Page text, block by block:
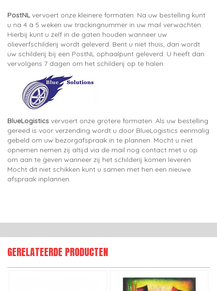
PostNLvervoert onze kleinere formaten. Na uw bestelling kunt
u na 4 à 5 weken uw trackingnummer in uw mail verwachten.
Hierbij kunt u zelf in de gaten houden wanneer uw
olieverfschilderij wordt geleverd. Bent u niet thuis, dan wordt
uw schilderij bij een PostNL ophaalpunt geleverd. U heeft dan
vervolgens 7 dagen om het schilderij op te halen.
BlueLogistics vervoert onze grotere formaten. Als uw bestelling
gereed is voor verzending wordt u door BlueLogistics eenmalig
gebeld om uw bezorgafspraak in te plannen. Mocht u niet
opnemen nemen zij altijd via de mail nog contact met u op
om aan te geven wanneer zij het schilderij komen leveren.
Mocht dit niet schikken kunt u samen met hen een nieuwe
afspraak inplannen.
GERELATEERDE PRODUCTEN